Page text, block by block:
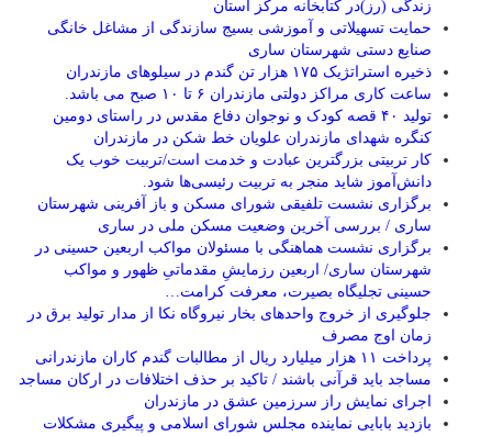
زندگی (رز)در کتابخانه مرکز استان
حمایت تسهیلاتی و آموزشی بسیج سازندگی از مشاغل خانگی
صنایع دستی شهرستان ساری
ذخیره استراتژیک ۱۷۵ هزار تن گندم در سیلوهای مازندران
ساعت کاری مراکز دولتی مازندران ۶ تا ۱۰ صبح می باشد.
تولید ۴۰ قصه کودک و نوجوان دفاع مقدس در راستای دومین
کنگره شهدای مازندران علویان خط شکن در مازندران
کار تربیتی بزرگترین عبادت و خدمت است/تربیت خوب یک
دانش‌آموز شاید منجر به تربیت رئیسی‌ها شود.
برگزاری ‌نشست تلفیقی شورای مسکن و باز آفرینی شهرستان
ساری / بررسی آخرین وضعیت مسکن ملی در ساری
برگزاری نشست هماهنگی با مسئولان مواکب اربعین حسینی در
شهرستان ساری/ اربعین رزمایشِ مقدماتیِ ظهور و مواکب
حسینی تجلیگاه بصیرت، معرفت کرامت…
جلوگیری از خروج واحدهای بخار نیروگاه نکا از مدار تولید برق در
زمان اوج مصرف
پرداخت ۱۱ هزار میلیارد ریال از مطالبات گندم کاران مازندرانی
مساجد باید قرآنی باشند / تاکید بر حذف اختلافات در ارکان مساجد
اجرای نمایش راز سرزمین عشق در مازندران
بازدید بابایی نماینده مجلس شورای اسلامی و پیگیری مشکلات